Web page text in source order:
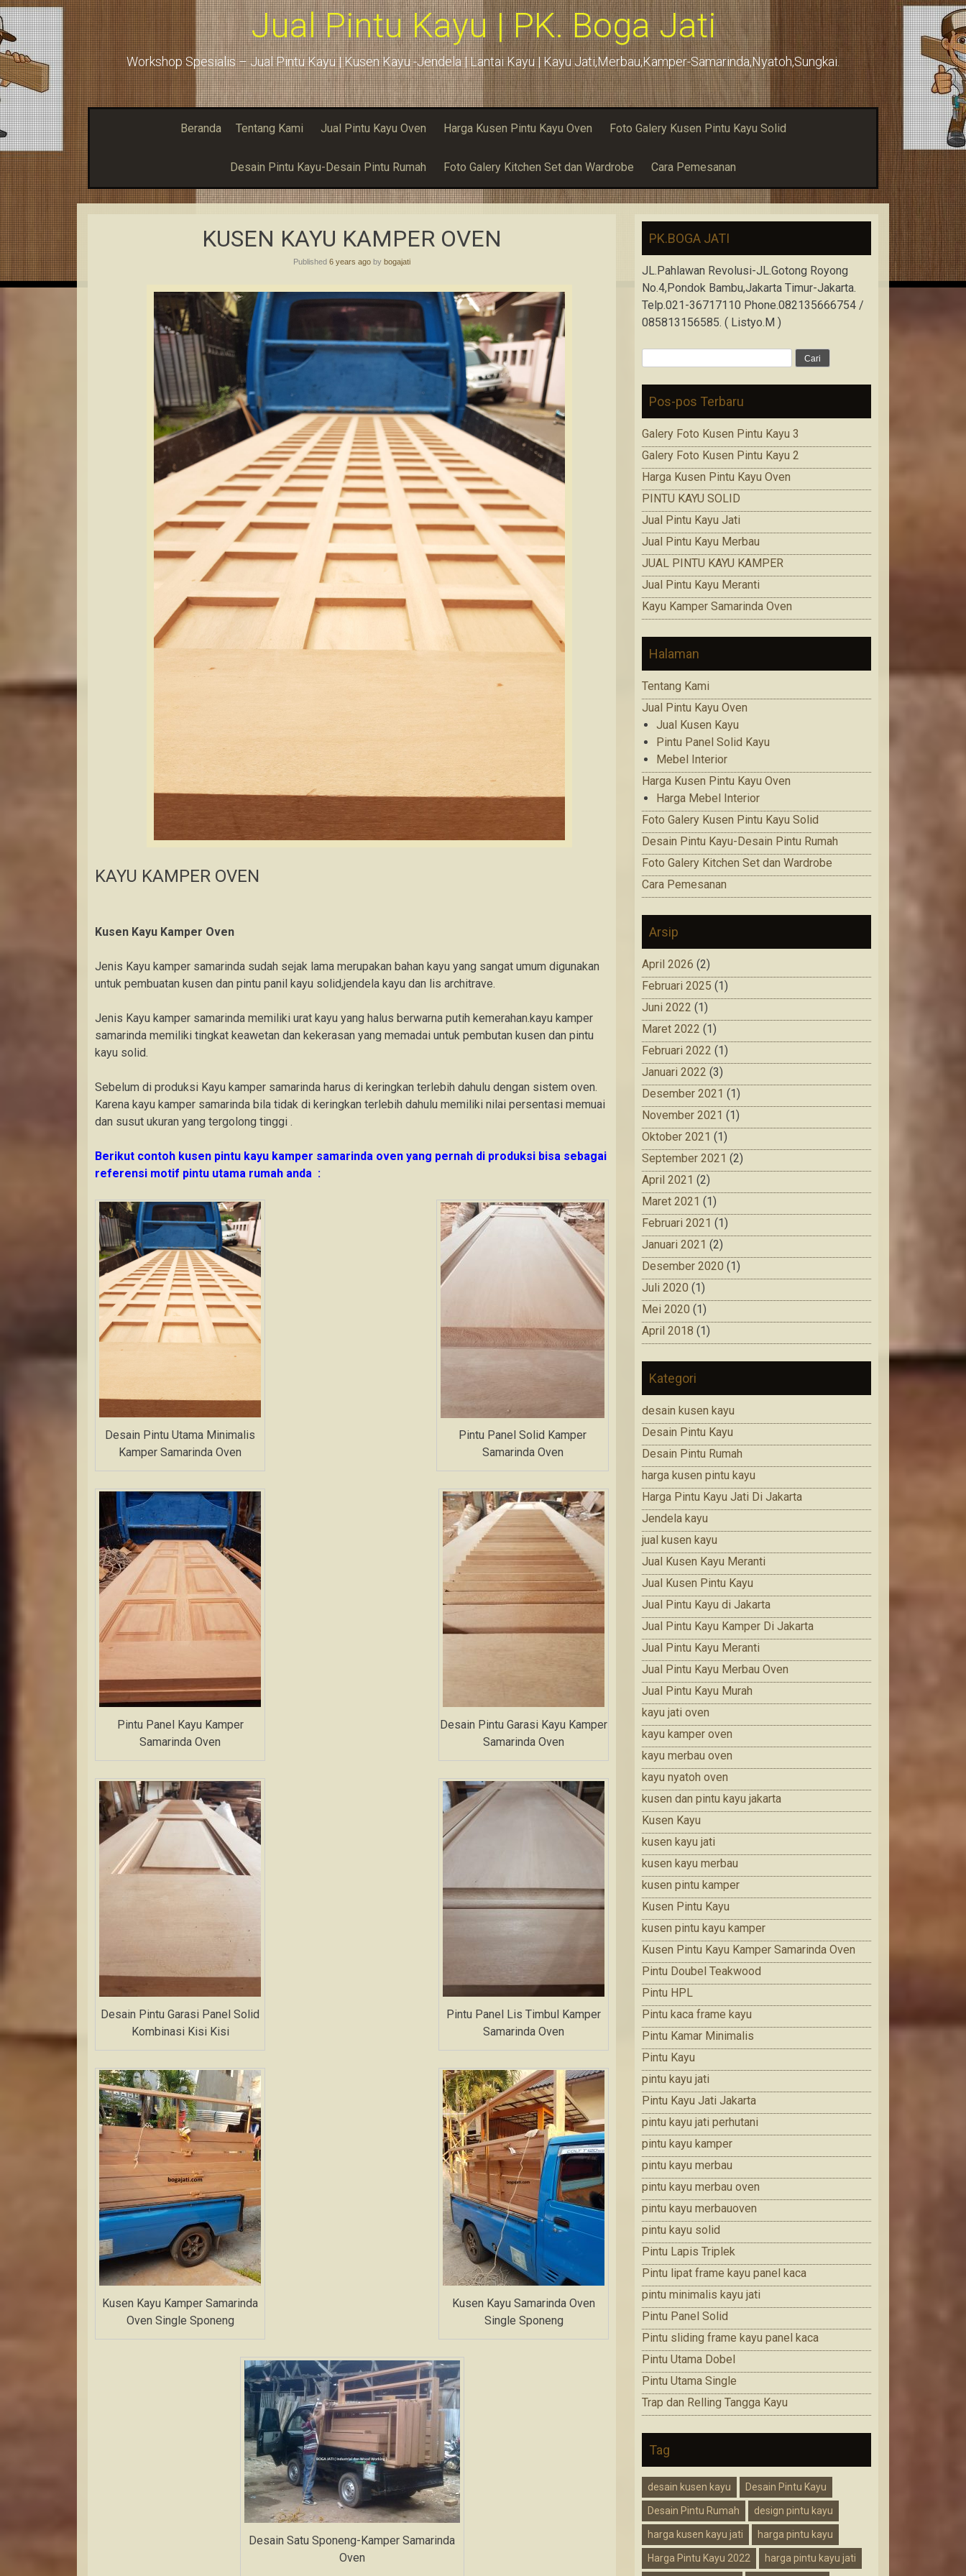
Jual Pintu Kayu | PK. Boga Jati
Workshop Spesialis – Jual Pintu Kayu | Kusen Kayu -Jendela | Lantai Kayu | Kayu Jati,Merbau,Kamper-Samarinda,Nyatoh,Sungkai.
Beranda Tentang Kami Jual Pintu Kayu Oven Harga Kusen Pintu Kayu Oven Foto Galery Kusen Pintu Kayu Solid
Desain Pintu Kayu-Desain Pintu Rumah Foto Galery Kitchen Set dan Wardrobe Cara Pemesanan
KUSEN KAYU KAMPER OVEN
Published 6 years ago by bogajati
KAYU KAMPER OVEN
Kusen Kayu Kamper Oven
Jenis Kayu kamper samarinda sudah sejak lama merupakan bahan kayu yang sangat umum digunakan
untuk pembuatan kusen dan pintu panil kayu solid,jendela kayu dan lis architrave.
Jenis Kayu kamper samarinda memiliki urat kayu yang halus berwarna putih kemerahan.kayu kamper
samarinda memiliki tingkat keawetan dan kekerasan yang memadai untuk pembutan kusen dan pintu
kayu solid.
Sebelum di produksi Kayu kamper samarinda harus di keringkan terlebih dahulu dengan sistem oven.
Karena kayu kamper samarinda bila tidak di keringkan terlebih dahulu memiliki nilai persentasi memuai
dan susut ukuran yang tergolong tinggi .
Berikut contoh kusen pintu kayu kamper samarinda oven yang pernah di produksi bisa sebagai
referensi motif pintu utama rumah anda :
Desain Pintu Utama Minimalis
Kamper Samarinda Oven
Pintu Panel Solid Kamper
Samarinda Oven
Pintu Panel Kayu Kamper
Samarinda Oven
Desain Pintu Garasi Kayu Kamper
Samarinda Oven
Desain Pintu Garasi Panel Solid
Kombinasi Kisi Kisi
Pintu Panel Lis Timbul Kamper
Samarinda Oven
Kusen Kayu Kamper Samarinda
Oven Single Sponeng
Kusen Kayu Samarinda Oven
Single Sponeng
Desain Satu Sponeng-Kamper Samarinda
Oven
PK.BOGA JATI
JL.Pahlawan Revolusi-JL.Gotong Royong
No.4,Pondok Bambu,Jakarta Timur-Jakarta.
Telp.021-36717110 Phone.082135666754 /
085813156585. ( Listyo.M )
Pos-pos Terbaru
Galery Foto Kusen Pintu Kayu 3
Galery Foto Kusen Pintu Kayu 2
Harga Kusen Pintu Kayu Oven
PINTU KAYU SOLID
Jual Pintu Kayu Jati
Jual Pintu Kayu Merbau
JUAL PINTU KAYU KAMPER
Jual Pintu Kayu Meranti
Kayu Kamper Samarinda Oven
Halaman
Tentang Kami
Jual Pintu Kayu Oven
Jual Kusen Kayu
Pintu Panel Solid Kayu
Mebel Interior
Harga Kusen Pintu Kayu Oven
Harga Mebel Interior
Foto Galery Kusen Pintu Kayu Solid
Desain Pintu Kayu-Desain Pintu Rumah
Foto Galery Kitchen Set dan Wardrobe
Cara Pemesanan
Arsip
April 2026 (2)
Februari 2025 (1)
Juni 2022 (1)
Maret 2022 (1)
Februari 2022 (1)
Januari 2022 (3)
Desember 2021 (1)
November 2021 (1)
Oktober 2021 (1)
September 2021 (2)
April 2021 (2)
Maret 2021 (1)
Februari 2021 (1)
Januari 2021 (2)
Desember 2020 (1)
Juli 2020 (1)
Mei 2020 (1)
April 2018 (1)
Kategori
desain kusen kayu
Desain Pintu Kayu
Desain Pintu Rumah
harga kusen pintu kayu
Harga Pintu Kayu Jati Di Jakarta
Jendela kayu
jual kusen kayu
Jual Kusen Kayu Meranti
Jual Kusen Pintu Kayu
Jual Pintu Kayu di Jakarta
Jual Pintu Kayu Kamper Di Jakarta
Jual Pintu Kayu Meranti
Jual Pintu Kayu Merbau Oven
Jual Pintu Kayu Murah
kayu jati oven
kayu kamper oven
kayu merbau oven
kayu nyatoh oven
kusen dan pintu kayu jakarta
Kusen Kayu
kusen kayu jati
kusen kayu merbau
kusen pintu kamper
Kusen Pintu Kayu
kusen pintu kayu kamper
Kusen Pintu Kayu Kamper Samarinda Oven
Pintu Doubel Teakwood
Pintu HPL
Pintu kaca frame kayu
Pintu Kamar Minimalis
Pintu Kayu
pintu kayu jati
Pintu Kayu Jati Jakarta
pintu kayu jati perhutani
pintu kayu kamper
pintu kayu merbau
pintu kayu merbau oven
pintu kayu merbauoven
pintu kayu solid
Pintu Lapis Triplek
Pintu lipat frame kayu panel kaca
pintu minimalis kayu jati
Pintu Panel Solid
Pintu sliding frame kayu panel kaca
Pintu Utama Dobel
Pintu Utama Single
Trap dan Relling Tangga Kayu
Tag
desain kusen kayu Desain Pintu Kayu
Desain Pintu Rumah design pintu kayu
harga kusen kayu jati harga pintu kayu
Harga Pintu Kayu 2022 harga pintu kayu jati